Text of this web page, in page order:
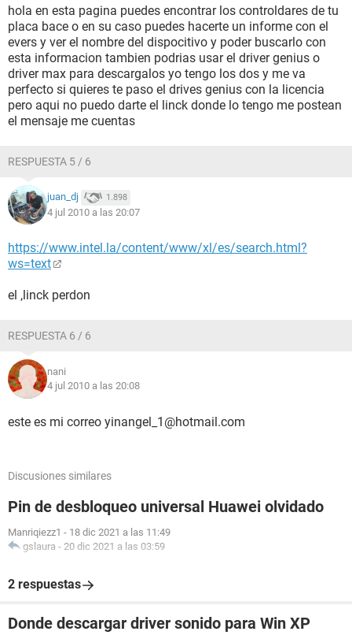
hola en esta pagina puedes encontrar los controldares de tu
placa bace o en su caso puedes hacerte un informe con el
evers y ver el nombre del dispocitivo y poder buscarlo con
esta informacion tambien podrias usar el driver genius o
driver max para descargalos yo tengo los dos y me va
perfecto si quieres te paso el drives genius con la licencia
pero aqui no puedo darte el linck donde lo tengo me postean
el mensaje me cuentas
RESPUESTA 5 / 6
juan_dj 1.898
4 jul 2010 a las 20:07
https://www.intel.la/content/www/xl/es/search.html?
ws=text
el ,linck perdon
RESPUESTA 6 / 6
nani
4 jul 2010 a las 20:08
este es mi correo yinangel_1@hotmail.com
Discusiones similares
Pin de desbloqueo universal Huawei olvidado
Manriqiezz1 - 18 dic 2021 a las 11:49
gslaura - 20 dic 2021 a las 03:59
2 respuestas
Donde descargar driver sonido para Win XP